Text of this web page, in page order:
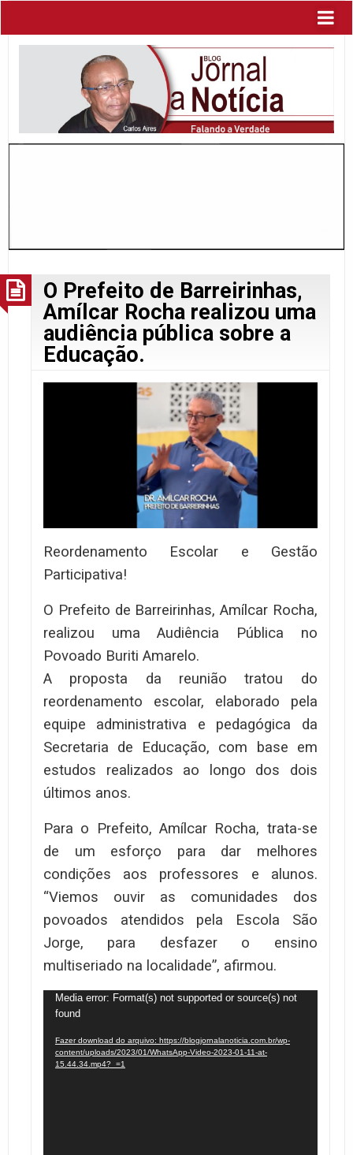
O Prefeito de Barreirinhas,
Amílcar Rocha realizou uma
audiência pública sobre a
Educação.
Reordenamento Escolar e Gestão
Participativa!
O Prefeito de Barreirinhas, Amílcar Rocha,
realizou uma Audiência Pública no
Povoado Buriti Amarelo.
A proposta da reunião tratou do
reordenamento escolar, elaborado pela
equipe administrativa e pedagógica da
Secretaria de Educação, com base em
estudos realizados ao longo dos dois
últimos anos.
Para o Prefeito, Amílcar Rocha, trata-se
de um esforço para dar melhores
condições aos professores e alunos.
“Viemos ouvir as comunidades dos
povoados atendidos pela Escola São
Jorge, para desfazer o ensino
multiseriado na localidade”, afirmou.
Tocador
de
vídeo
Media error: Format(s) not supported or source(s) not
found
Fazer download do arquivo: https://blogjornalanoticia.com.br/wp-
content/uploads/2023/01/WhatsApp-Video-2023-01-11-at-
15.44.34.mp4?_=1